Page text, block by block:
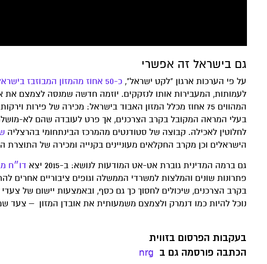
גם בישראל זה אפשרי
על פי הערכות ארגון "לקט ישראל", כ-50 אחוז מהמזון המבוזבז בישראל ניתן להצלה
לעמותות, המעבירות אותו לנזקקים. יוזמה חדשה שמנסה לצמצם את
המהווים 75 אחוז מכלל המזון האבוד בישראל: מכירה של
בעלי המראה המקובל בקרב הצרכנים, אך פרט לעובדה שהם לא-
לחלוטין לאכילה. קבוצה של סטודנטים מהמרכז הבינתחומי בהרצליה
הישראלים וכן מקרב החקלאים מעוניינים בקנייה ומכירה של
גם ברמה המדינית גוברת אט-אט המודעות לנושא: ב-2015 יצא
דו״ח
פתרונות שונים והמלצות למשרדי הממשלה וגופים ציבוריים אחרים
בקרב הצרכנים, שיכולים לחסוך כך גם כסף, ובאמצעות יישום של
נוכל להיות כמו דנמרק ולצמצם משמעותית את אובדן המזון – צעד
בעקבות הפרסום בזווית
הכתבה פורסמה גם ב nrg